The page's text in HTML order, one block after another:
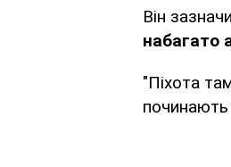
Він
набагато
"Піхота
починають